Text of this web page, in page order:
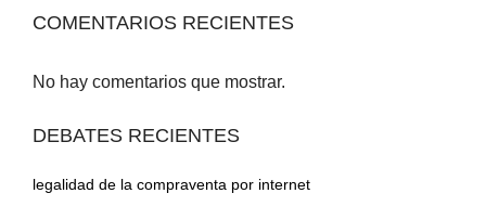
COMENTARIOS RECIENTES
No hay comentarios que mostrar.
DEBATES RECIENTES
legalidad de la compraventa por internet